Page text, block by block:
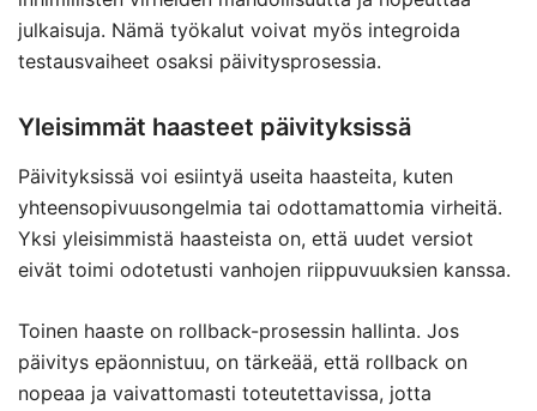
julkaisuja. Nämä työkalut voivat myös integroida
testausvaiheet osaksi päivitysprosessia.
Yleisimmät haasteet päivityksissä
Päivityksissä voi esiintyä useita haasteita, kuten
yhteensopivuusongelmia tai odottamattomia virheitä.
Yksi yleisimmistä haasteista on, että uudet versiot
eivät toimi odotetusti vanhojen riippuvuuksien kanssa.
Toinen haaste on rollback-prosessin hallinta. Jos
päivitys epäonnistuu, on tärkeää, että rollback on
nopeaa ja vaivattomasti toteutettavissa, jotta